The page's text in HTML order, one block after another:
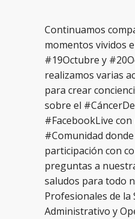
Continuamos
momentos vividos
#19Octubre y
realizamos varias
para crear
sobre el
#FacebookLive
#Comunidad
participación con
preguntas a
saludos para todo
Profesionales de la
Administrativo y